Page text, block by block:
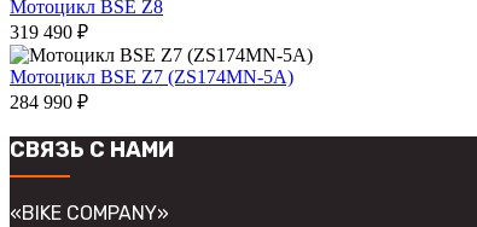
товара.
товар
имеет
несколько
вариаций.
Опции
можно
выбрать
на
странице
товара.
Мотоцикл BSE Z8
319 490 ₽
Этот
товар
несколько
вариаций.
Опции
можно
Мотоцикл BSE Z7 (ZS174MN-5A)
284 990 ₽
СВЯЗЬ С НАМИ
«BIKE COMPANY»